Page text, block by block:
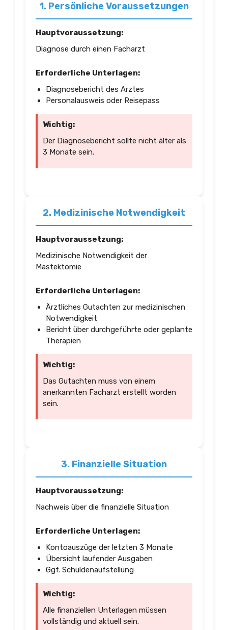
1. Persönliche Voraussetzungen
Hauptvoraussetzung:
Diagnose durch einen Facharzt
Erforderliche Unterlagen:
Diagnosebericht des Arztes
Personalausweis oder Reisepass
Wichtig:
Der Diagnosebericht sollte nicht älter als
3 Monate sein.
2. Medizinische Notwendigkeit
Hauptvoraussetzung:
Medizinische Notwendigkeit der
Mastektomie
Erforderliche Unterlagen:
Ärztliches Gutachten zur medizinischen
Notwendigkeit
Bericht über durchgeführte oder geplante
Therapien
Wichtig:
Das Gutachten muss von einem
anerkannten Facharzt erstellt worden
sein.
3. Finanzielle Situation
Hauptvoraussetzung:
Nachweis über die finanzielle Situation
Erforderliche Unterlagen:
Kontoauszüge der letzten 3 Monate
Übersicht laufender Ausgaben
Ggf. Schuldenaufstellung
Wichtig:
Alle finanziellen Unterlagen müssen
vollständig und aktuell sein.